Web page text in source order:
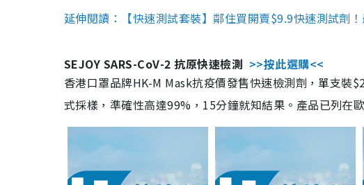
延伸閱讀：【快速測試套裝】鄰住買開賣$9.9快速測試劑
SEJOY SARS-CoV-2 抗原快速檢測 >>按此選購<<
香港口罩品牌HK-M Mask抗疫價發售快速檢測劑，單支
式採樣，準確性高達99%，15分鐘就知結果。產品已列在